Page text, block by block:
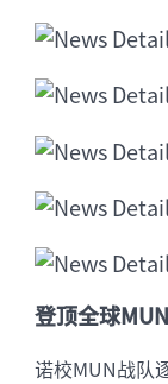
登顶全球
诺校MUN战队